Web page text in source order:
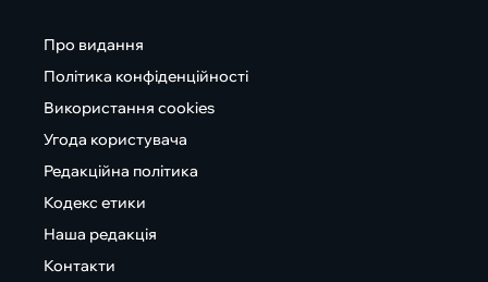
Про видання
Політика конфіденційності
Використання cookies
Угода користувача
Редакційна політика
Кодекс етики
Наша редакція
Контакти